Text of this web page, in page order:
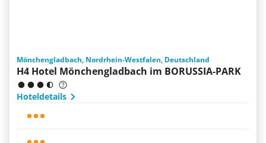
Mönchengladbach, Nordrhein-Westfalen, Deutschland
H4 Hotel Mönchengladbach im BORUSSIA-PARK
Hoteldetails